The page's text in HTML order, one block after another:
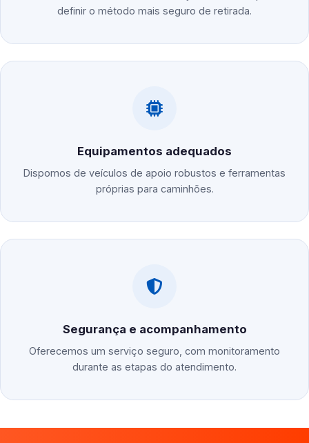
definir o método mais seguro de retirada.
Equipamentos adequados
Dispomos de veículos de apoio robustos e ferramentas
próprias para caminhões.
Segurança e acompanhamento
Oferecemos um serviço seguro, com monitoramento
durante as etapas do atendimento.